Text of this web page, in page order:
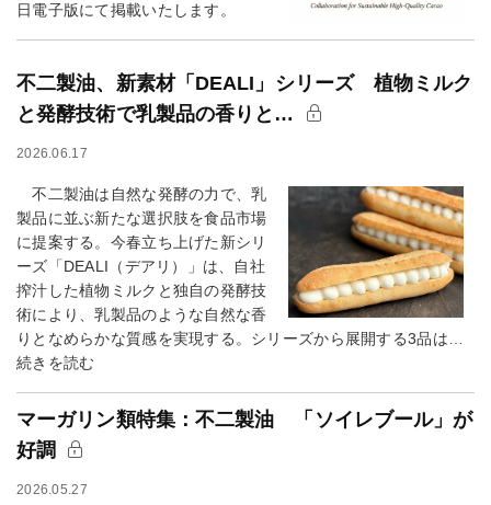
日電子版にて掲載いたします。
不二製油、新素材「DEALI」シリーズ 植物ミルク
と発酵技術で乳製品の香りと…
2026.06.17
不二製油は自然な発酵の力で、乳
製品に並ぶ新たな選択肢を食品市場
に提案する。今春立ち上げた新シリ
ーズ「DEALI（デアリ）」は、自社
搾汁した植物ミルクと独自の発酵技
術により、乳製品のような自然な香
りとなめらかな質感を実現する。シリーズから展開する3品は…
続きを読む
マーガリン類特集：不二製油 「ソイレブール」が
好調
2026.05.27